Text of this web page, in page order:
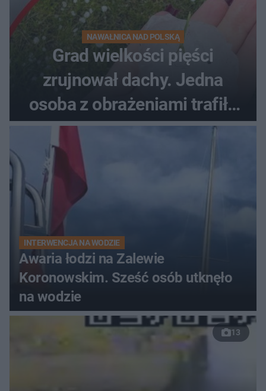
NAWAŁNICA NAD POLSKĄ
Grad wielkości pięści
zrujnował dachy. Jedna
osoba z obrażeniami trafiła
do szpitala
INTERWENCJA NA WODZIE
Awaria łodzi na Zalewie
Koronowskim. Sześć osób utknęło
na wodzie
13